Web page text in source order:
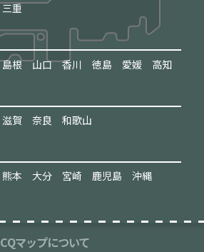
三重
島根 山口 香川 徳島 愛媛 高知
滋賀 奈良 和歌山
熊本 大分 宮崎 鹿児島 沖縄
CQマップについて